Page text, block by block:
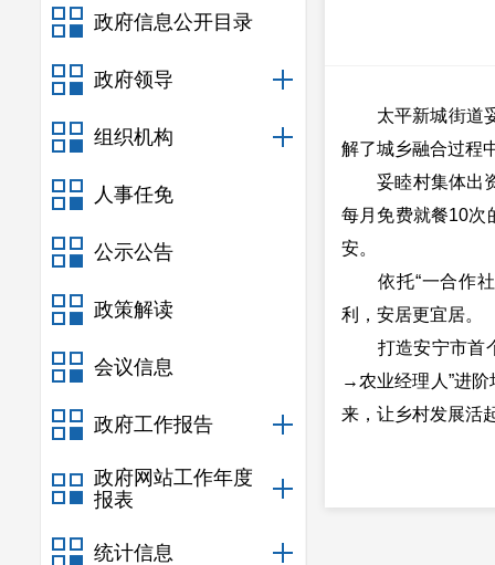
政府信息公开目录
政府领导
组织机构
人事任免
公示公告
政策解读
会议信息
政府工作报告
政府网站工作年度
报表
统计信息
太平新城街道妥
解了城乡融合过程
妥睦村集体出资
每月免费就餐10次
安。
依托“一合作社
利，安居更宜居。
打造安宁市首个
→农业经理人”进阶
来，让乡村发展活